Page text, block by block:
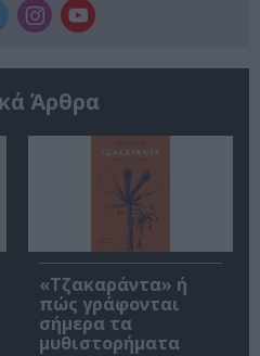
Άρθρα
«Τζακαράντα» ή
πώς γράφονται
σήμερα τα
μυθιστορήματα